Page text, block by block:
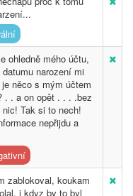
ohledně mého účtu,
narození mi
něco s mým účtem
. . a on opět . . . .bez
Tak si to nech!
nepřijdu a
zablokoval, koukam
i kdyz by to byl